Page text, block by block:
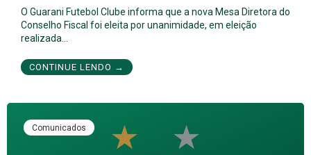
O Guarani Futebol Clube informa que a nova Mesa Diretora do
Conselho Fiscal foi eleita por unanimidade, em eleição
realizada…
CONTINUE LENDO →
Comunicados